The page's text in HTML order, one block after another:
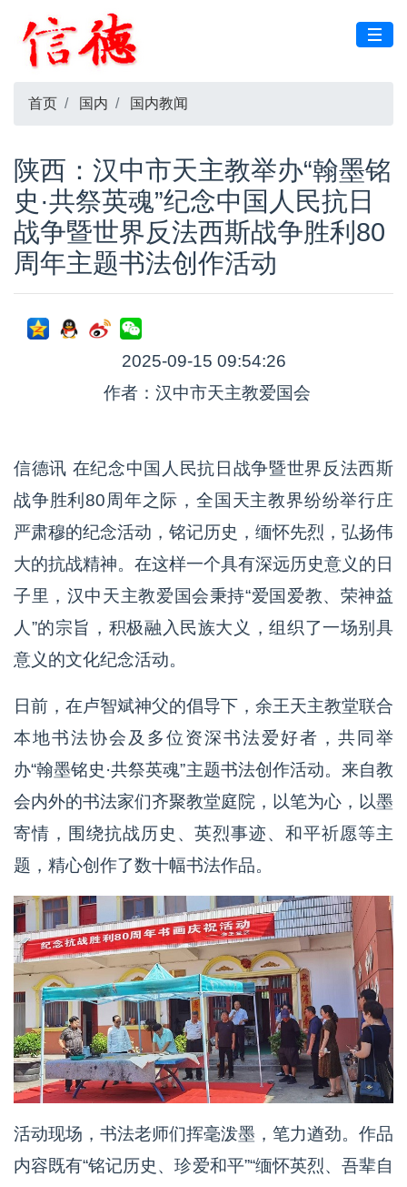
首页 国内 国内教闻
陕西：汉中市天主教举办“翰墨铭
史·共祭英魂”纪念中国人民抗日
战争暨世界反法西斯战争胜利80
周年主题书法创作活动
2025-09-15 09:54:26
作者：汉中市天主教爱国会
信德讯 在纪念中国人民抗日战争暨世界反法西斯
战争胜利80周年之际，全国天主教界纷纷举行庄
严肃穆的纪念活动，铭记历史，缅怀先烈，弘扬伟
大的抗战精神。在这样一个具有深远历史意义的日
子里，汉中天主教爱国会秉持“爱国爱教、荣神益
人”的宗旨，积极融入民族大义，组织了一场别具
意义的文化纪念活动。
日前，在卢智斌神父的倡导下，余王天主教堂联合
本地书法协会及多位资深书法爱好者，共同举
办“翰墨铭史·共祭英魂”主题书法创作活动。来自教
会内外的书法家们齐聚教堂庭院，以笔为心，以墨
寄情，围绕抗战历史、英烈事迹、和平祈愿等主
题，精心创作了数十幅书法作品。
活动现场，书法老师们挥毫泼墨，笔力遒劲。作品
内容既有“铭记历史、珍爱和平”“缅怀英烈、吾辈自